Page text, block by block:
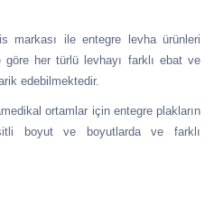
markası ile entegre levha ürünleri
göre her türlü levhayı farklı ebat ve
edebilmektedir.
ortamlar için entegre plakların
boyut ve boyutlarda ve farklı